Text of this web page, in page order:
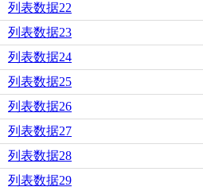
列表数据22
列表数据23
列表数据24
列表数据25
列表数据26
列表数据27
列表数据28
列表数据29